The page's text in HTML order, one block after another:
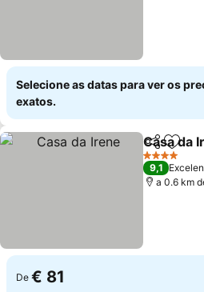
Selecione as datas para ver os
exatos.
Partilhar
Casa da
4 Estrelas
9,1
a 0.6 km
De € 81